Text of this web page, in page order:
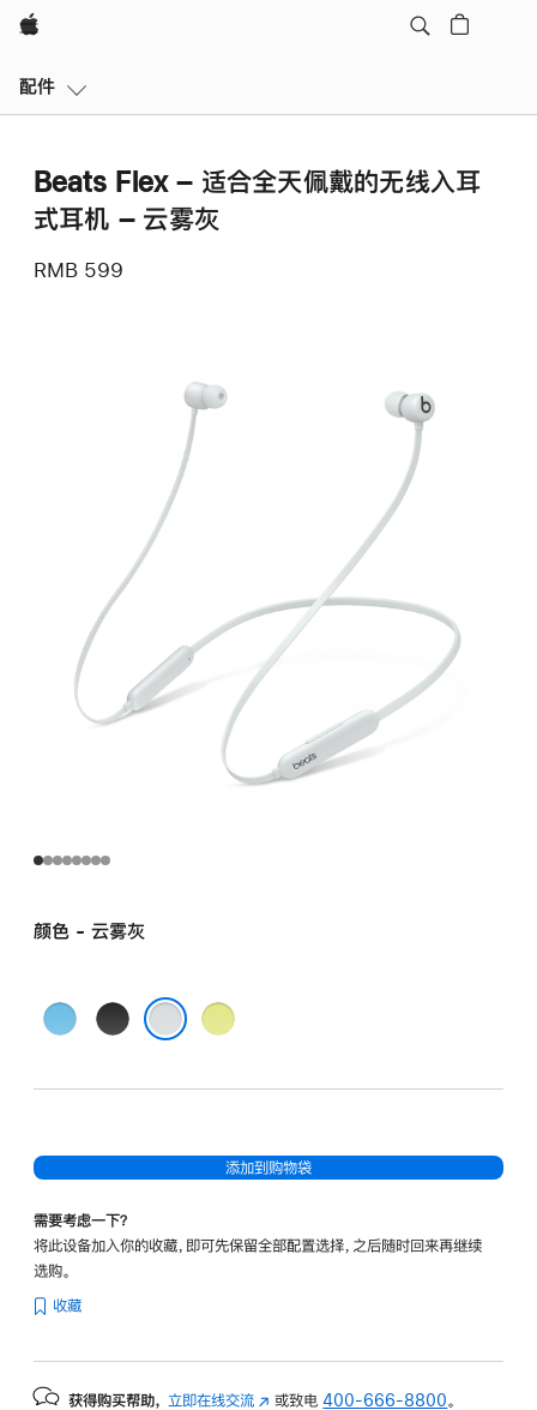
Apple
配件
Beats Flex – 适合全天佩戴的无线入耳
式耳机 – 云雾灰
RMB 599
颜色 - 云雾灰
冷
Beats
柚
添加到购物袋
需要考虑一下？
将此设备加入你的收藏，即可先保留全部配置选择，之后随时回来再继续
选购。
收藏
获得购买帮助， 立即在线交流 (在 或致电400-666-8800。